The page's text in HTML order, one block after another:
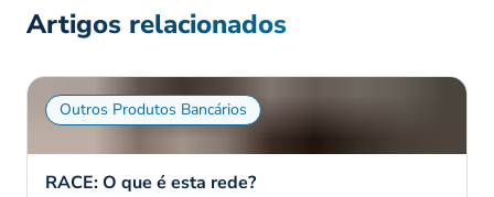
Artigos relacionados
Outros Produtos Bancários
RACE: O que é esta rede?